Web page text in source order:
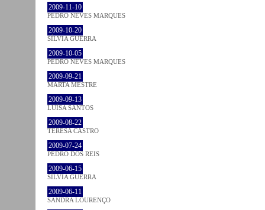
2009-11-10
PEDRO NEVES MARQUES
2009-10-20
SÍLVIA GUERRA
2009-10-05
PEDRO NEVES MARQUES
2009-09-21
MARTA MESTRE
2009-09-13
LUÍSA SANTOS
2009-08-22
TERESA CASTRO
2009-07-24
PEDRO DOS REIS
2009-06-15
SÍLVIA GUERRA
2009-06-11
SANDRA LOURENÇO